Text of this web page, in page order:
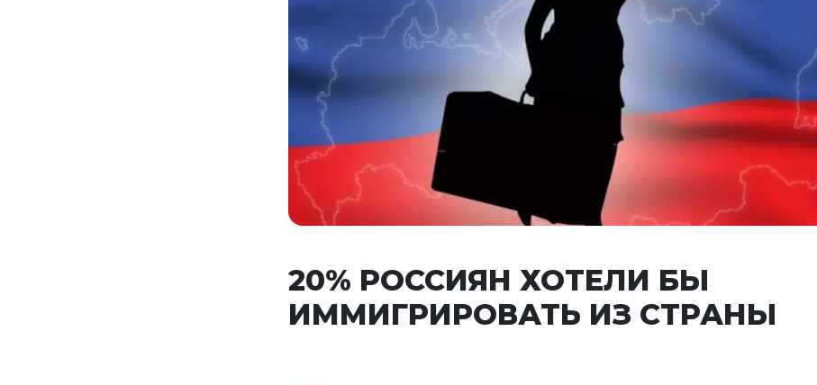
20% РОССИЯН ХОТЕЛИ БЫ
ИММИГРИРОВАТЬ ИЗ СТРАНЫ